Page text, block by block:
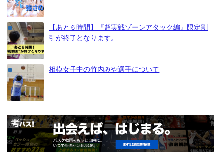
【あと６時間】『超実戦ゾーンアタック編』限定割
引が終了となります。
相模女子中の竹内みや選手について